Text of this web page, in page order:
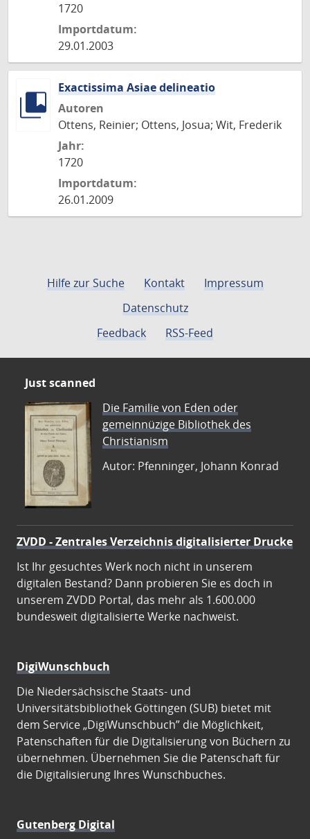
1720
Importdatum:
29.01.2003
Exactissima Asiae delineatio
Autoren
Ottens, Reinier; Ottens, Josua; Wit, Frederik
Jahr:
1720
Importdatum:
26.01.2009
Hilfe zur Suche Kontakt
Impressum
Datenschutz
Feedback
RSS-Feed
Just scanned
Die Familie von Eden oder
gemeinnüzige Bibliothek des
Christianism
Autor: Pfenninger, Johann Konrad
ZVDD - Zentrales Verzeichnis digitalisierter Drucke
Ist Ihr gesuchtes Werk noch nicht in unserem
digitalen Bestand? Dann probieren Sie es doch in
unserem ZVDD Portal, das mehr als 1.600.000
bundesweit digitalisierte Werke nachweist.
DigiWunschbuch
Die Niedersächsische Staats- und
Universitätsbibliothek Göttingen (SUB) bietet mit
dem Service „DigiWunschbuch” die Möglichkeit,
Patenschaften für die Digitalisierung von Büchern zu
übernehmen. Übernehmen Sie die Patenschaft für
die Digitalisierung Ihres Wunschbuches.
Gutenberg Digital